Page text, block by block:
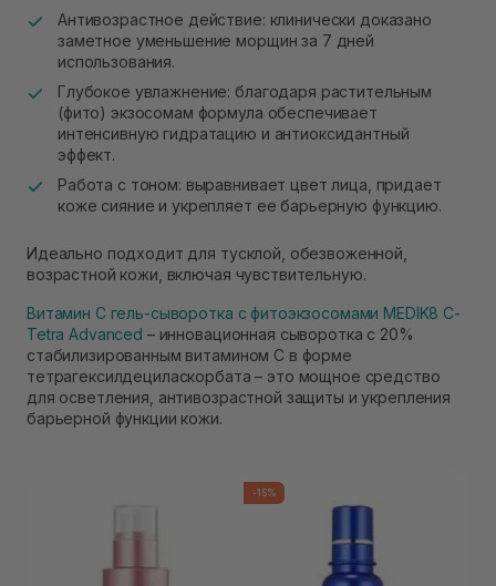
Антивозрастное действие: клинически доказано
заметное уменьшение морщин за 7 дней
использования.
Глубокое увлажнение: благодаря растительным
(фито) экзосомам формула обеспечивает
интенсивную гидратацию и антиоксидантный
эффект.
Работа с тоном: выравнивает цвет лица, придает
коже сияние и укрепляет ее барьерную функцию.
Идеально подходит для тусклой, обезвоженной,
возрастной кожи, включая чувствительную.
Витамин С гель-сыворотка с фитоэкзосомами MEDIK8 C-
Tetra Advanced – инновационная сыворотка с 20%
стабилизированным витамином С в форме
тетрагексилдециласкорбата – это мощное средство
для осветления, антивозрастной защиты и укрепления
барьерной функции кожи.
-15%